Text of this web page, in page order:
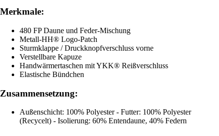
Merkmale:
480 FP Daune und Feder-Mischung
Metall-HH® Logo-Patch
Sturmklappe / Druckknopfverschluss vorne
Verstellbare Kapuze
Handwärmertaschen mit YKK® Reißverschluss
Elastische Bündchen
Zusammensetzung:
Außenschicht: 100% Polyester - Futter: 100% Polyester
(Recycelt) - Isolierung: 60% Entendaune, 40% Federn